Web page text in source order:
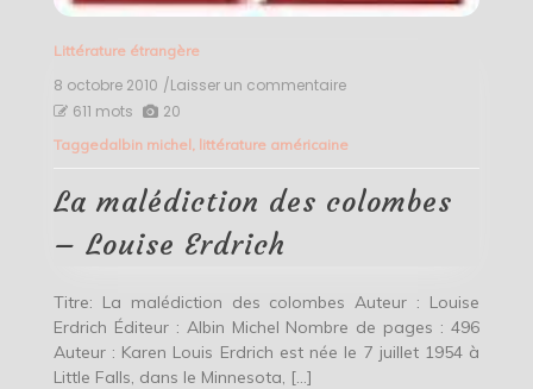
Littérature étrangère
8 octobre 2010 /Laisser un commentaireon
des
Louise
611 mots 20
Taggedalbin michel littérature américaine
La malédiction des colombes
– Louise Erdrich
Titre: La malédiction des colombes Auteur : Louise
Erdrich Éditeur : Albin Michel Nombre de pages : 496
Auteur : Karen Louis Erdrich est née le 7 juillet 1954 à
Little Falls, dans le Minnesota, […]